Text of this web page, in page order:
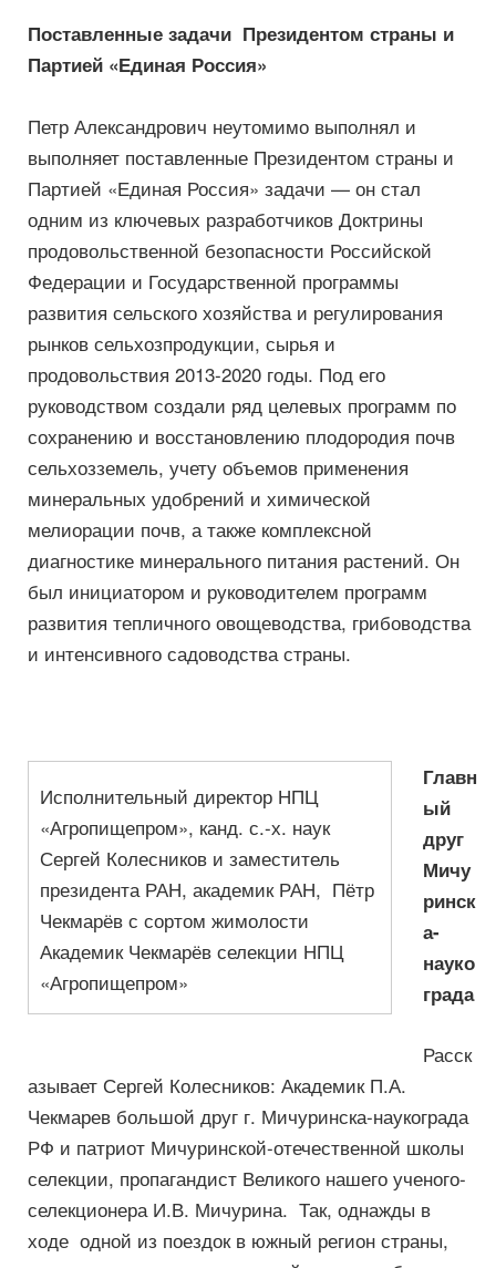
Поставленные задачи Президентом страны и
Партией «Единая Россия»
Петр Александрович неутомимо выполнял и
выполняет поставленные Президентом страны и
Партией «Единая Россия» задачи — он стал
одним из ключевых разработчиков Доктрины
продовольственной безопасности Российской
Федерации и Государственной программы
развития сельского хозяйства и регулирования
рынков сельхозпродукции, сырья и
продовольствия 2013-2020 годы. Под его
руководством создали ряд целевых программ по
сохранению и восстановлению плодородия почв
сельхозземель, учету объемов применения
минеральных удобрений и химической
мелиорации почв, а также комплексной
диагностике минерального питания растений. Он
был инициатором и руководителем программ
развития тепличного овощеводства, грибоводства
и интенсивного садоводства страны.
Исполнительный директор НПЦ
«Агропищепром», канд. с.-х. наук
Сергей Колесников и заместитель
президента РАН, академик РАН, Пётр
Чекмарёв с сортом жимолости
Академик Чекмарёв селекции НПЦ
«Агропищепром»
Главн
ый
друг
Мичу
ринск
а-
науко
града
Расск
азывает Сергей Колесников: Академик П.А.
Чекмарев большой друг г. Мичуринска-наукограда
РФ и патриот Мичуринской-отечественной школы
селекции, пропагандист Великого нашего ученого-
селекционера И.В. Мичурина. Так, однажды в
ходе одной из поездок в южный регион страны,